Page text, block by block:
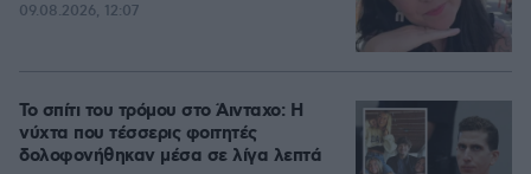
09.08.2026, 12:07
Το σπίτι του τρόμου στο Άινταχο: Η
νύχτα που τέσσερις φοιτητές
δολοφονήθηκαν μέσα σε λίγα λεπτά